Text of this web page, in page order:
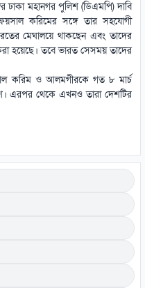
ঢাকা মহানগর পুলিশ (ডিএমপি) দাবি
করিমের সঙ্গে তার সহযোগী
মেঘালয়ে থাকছেন এবং তাদের
হয়েছে। তবে ভারত সেসময় তাদের
করিম ও আলমগীরকে গত ৮ মার্চ
এরপর থেকে এখনও তারা দেশটির